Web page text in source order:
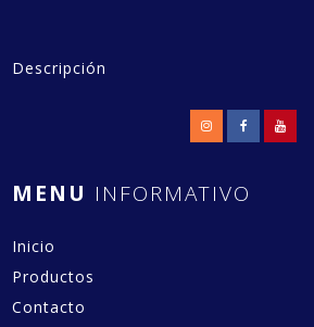
Descripción
MENU INFORMATIVO
Inicio
Productos
Contacto